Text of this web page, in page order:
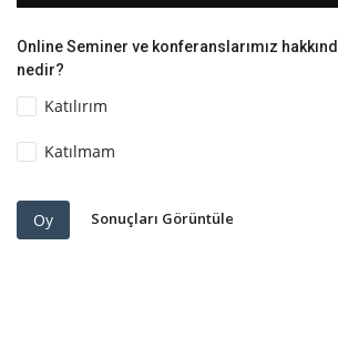
Online Seminer ve konferanslarımız
nedir?
Katılırım
Katılmam
Oy Sonuçları Görüntüle